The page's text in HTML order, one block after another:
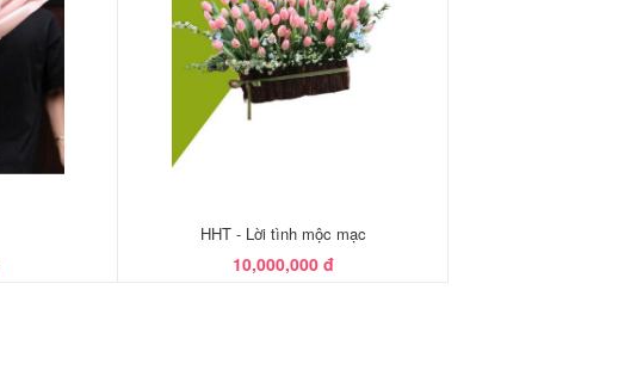
HHT - Lời tình mộc mạc
10,000,000 đ